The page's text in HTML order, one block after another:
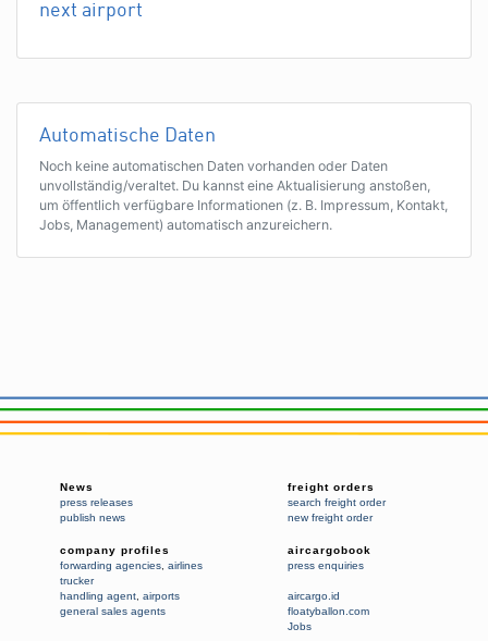
next airport
Automatische Daten
Noch keine automatischen Daten vorhanden oder Daten
unvollständig/veraltet. Du kannst eine Aktualisierung anstoßen,
um öffentlich verfügbare Informationen (z. B. Impressum, Kontakt,
Jobs, Management) automatisch anzureichern.
News
press releases
publish news
freight orders
search freight order
new freight order
company profiles
forwarding agencies airlines
trucker
handling agent airports
general sales agents
aircargobook
press enquiries
aircargo.id
floatyballon.com
Jobs